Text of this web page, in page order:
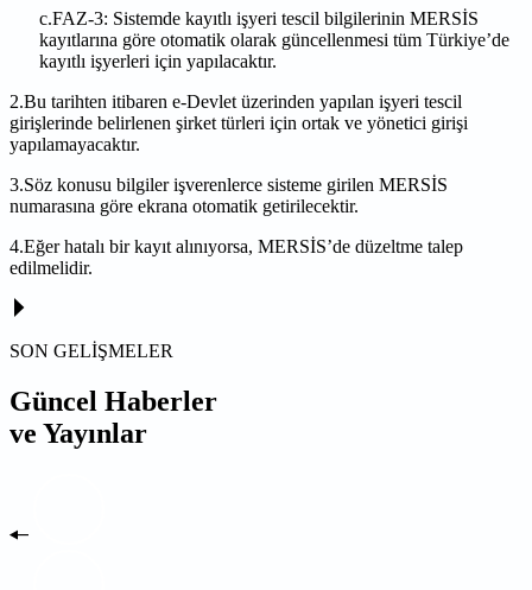
c.FAZ-3: Sistemde kayıtlı işyeri tescil bilgilerinin MERSİS
kayıtlarına göre otomatik olarak güncellenmesi tüm Türkiye’de
kayıtlı işyerleri için yapılacaktır.
2.Bu tarihten itibaren e-Devlet üzerinden yapılan işyeri tescil
girişlerinde belirlenen şirket türleri için ortak ve yönetici girişi
yapılamayacaktır.
3.Söz konusu bilgiler işverenlerce sisteme girilen MERSİS
numarasına göre ekrana otomatik getirilecektir.
4.Eğer hatalı bir kayıt alınıyorsa, MERSİS’de düzeltme talep
edilmelidir.
SON GELİŞMELER
Güncel Haberler
ve Yayınlar